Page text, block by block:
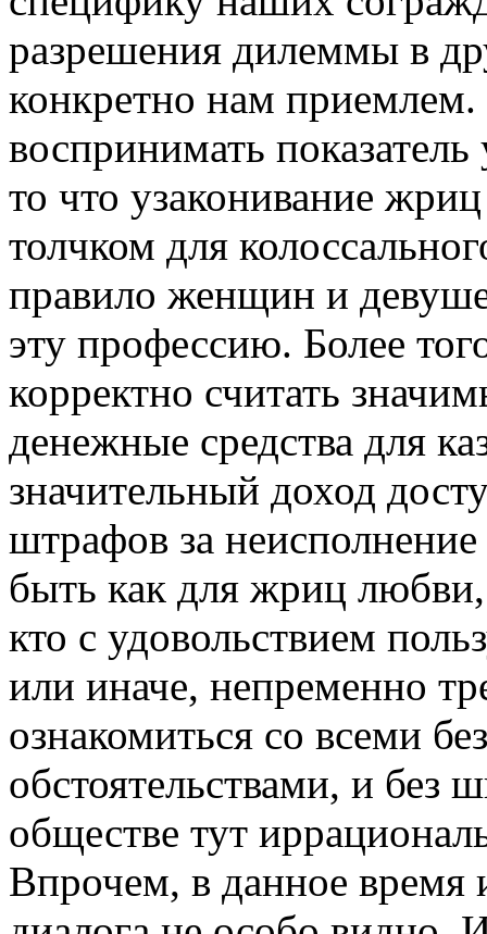
разрешения дилеммы в
конкретно нам приемлем.
воспринимать
то что узаконивание
толчком для
правило женщин и
эту профессию. Более
корректно считать
денежные средства для
значительный доход
штрафов за
быть как для жриц
кто с удовольствием
или иначе, непременно
ознакомиться со всеми
обстоятельствами, и без
обществе тут
Впрочем, в данное время